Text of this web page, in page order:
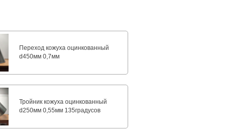
Переход кожуха оцинкованный
d450мм 0,7мм
Тройник кожуха оцинкованный
d250мм 0,55мм 135градусов